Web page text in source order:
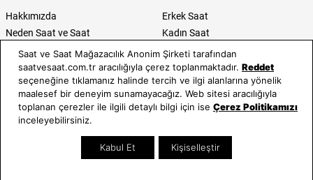
Hakkımızda
Neden Saat ve Saat
Mağazalar
Kurumsal Satış
Mağazada Teknik Servis
Yatırımcı İlişkileri
Erkek Saat
Kadın Saat
Tüm Ürünler
Takı & Aksesuar
Kampanyalar
İndirimliler
Blog
Saat ve Saat Mağazacılık Anonim Şirketi tarafından
saatvesaat.com.tr aracılığıyla çerez toplanmaktadır. Reddet
seçeneğine tıklamanız halinde tercih ve ilgi alanlarına yönelik
maalesef bir deneyim sunamayacağız. Web sitesi aracılığıyla
toplanan çerezler ile ilgili detaylı bilgi için ise Çerez Politikamızı
inceleyebilirsiniz.
Kabul Et Kişiselleştir